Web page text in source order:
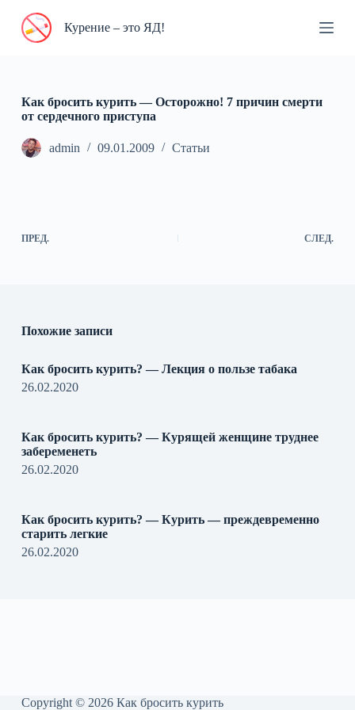
П
и
к
у
Курение – это ЯД!
Как бросить курить — Осторожно! 7 причин смерти
от сердечного приступа
admin 09.01.2009 Статьи
ПРЕД. СЛЕД.
Похожие записи
Как бросить курить? — Лекция о пользе табака
26.02.2020
Как бросить курить? — Курящей женщине труднее
забеременеть
26.02.2020
Как бросить курить? — Курить — преждевременно
старить легкие
26.02.2020
Copyright © 2026 Как бросить курить